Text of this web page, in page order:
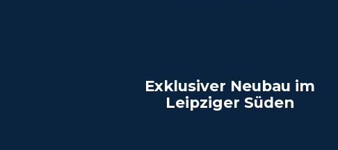
Exklusiver Neubau im
Leipziger Süden